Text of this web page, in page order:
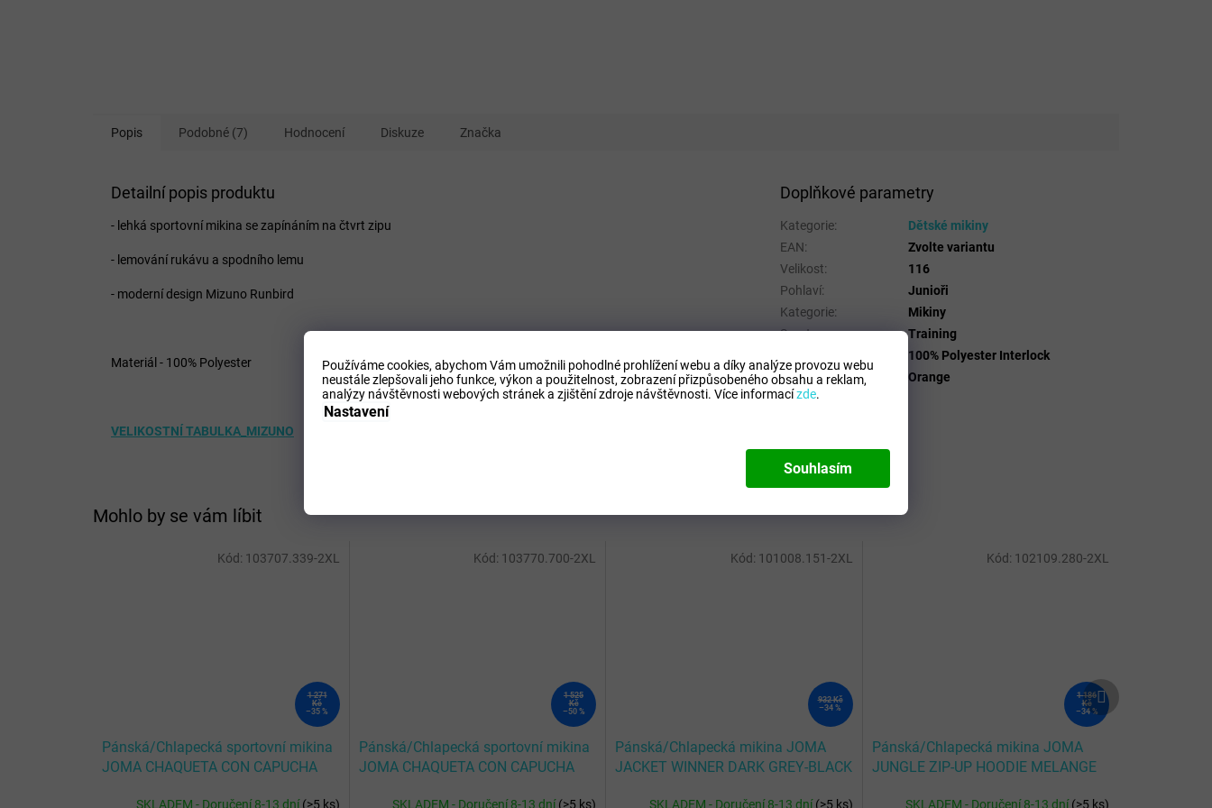
Používáme cookies, abychom Vám umožnili pohodlné prohlížení webu a díky analýze provozu webu
neustále zlepšovali jeho funkce, výkon a použitelnost, zobrazení přizpůsobeného obsahu a reklam,
analýzy návštěvnosti webových stránek a zjištění zdroje návštěvnosti. Více informacízde.
Nastavení
Souhlasím
Mohlo by se vám líbit
1 271
Kč
–35 %
Pánská/Chlapecká sportovní mikina
JOMA CHAQUETA CON CAPUCHA
SKLADEM - Doručení 8-13 dní(>5 ks)
Kód: 103707.339-2XL
1 525
Kč
–50 %
Pánská/Chlapecká sportovní mikina
JOMA CHAQUETA CON CAPUCHA
SKLADEM - Doručení 8-13 dní(>5 ks)
Kód: 103770.700-2XL
932 Kč
–34 %
Pánská/Chlapecká mikina JOMA
JACKET WINNER DARK GREY-BLACK
SKLADEM - Doručení 8-13 dní(>5 ks)
Kód: 101008.151-2XL
1 186
Kč
–34 %
Pánská/Chlapecká mikina JOMA
JUNGLE ZIP-UP HOODIE MELANGE
SKLADEM - Doručení 8-13 dní(>5 ks)
Kód: 102109.280-2XL
produkt
Popis Podobné (7) Hodnocení Diskuze Značka
Detailní popis produktu
- lehká sportovní mikina se zapínáním na čtvrt zipu
- lemování rukávu a spodního lemu
- moderní design Mizuno Runbird
Materiál - 100% Polyester
VELIKOSTNÍ TABULKA_MIZUNO
Doplňkové parametry
Kategorie:
Dětské mikiny
EAN:
Zvolte variantu
Velikost:
116
Pohlaví:
Junioři
Kategorie:
Mikiny
Sport:
Training
100% Polyester Interlock
Barva
Orange